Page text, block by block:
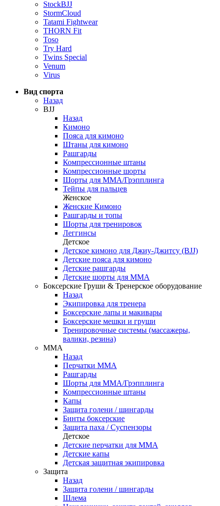
StockBJJ
StormCloud
Tatami Fightwear
THORN Fit
Toso
Try Hard
Twins Special
Venum
Virus
Вид спорта
Назад
BJJ
Назад
Кимоно
Пояса для кимоно
Штаны для кимоно
Рашгарды
Компрессионные штаны
Компрессионные шорты
Шорты для ММА/Грэпплинга
Тейпы для пальцев
Женское
Женские Кимоно
Рашгарды и топы
Шорты для тренировок
Леггинсы
Детское
Детское кимоно для Джиу-Джитсу (BJJ)
Детские пояса для кимоно
Детские рашгарды
Детские шорты для ММА
Боксерские Груши & Тренерское оборудование
Назад
Экипировка для тренера
Боксерские лапы и макивары
Боксерские мешки и груши
Тренировочные системы (массажеры,
валики, резина)
ММА
Назад
Перчатки ММА
Рашгарды
Шорты для ММА/Грэпплинга
Компрессионные штаны
Капы
Защита голени / шингарды
Бинты боксерские
Защита паха / Суспензоры
Детское
Детские перчатки для ММА
Детские капы
Детская защитная экипировка
Защита
Назад
Защита голени / шингарды
Шлема